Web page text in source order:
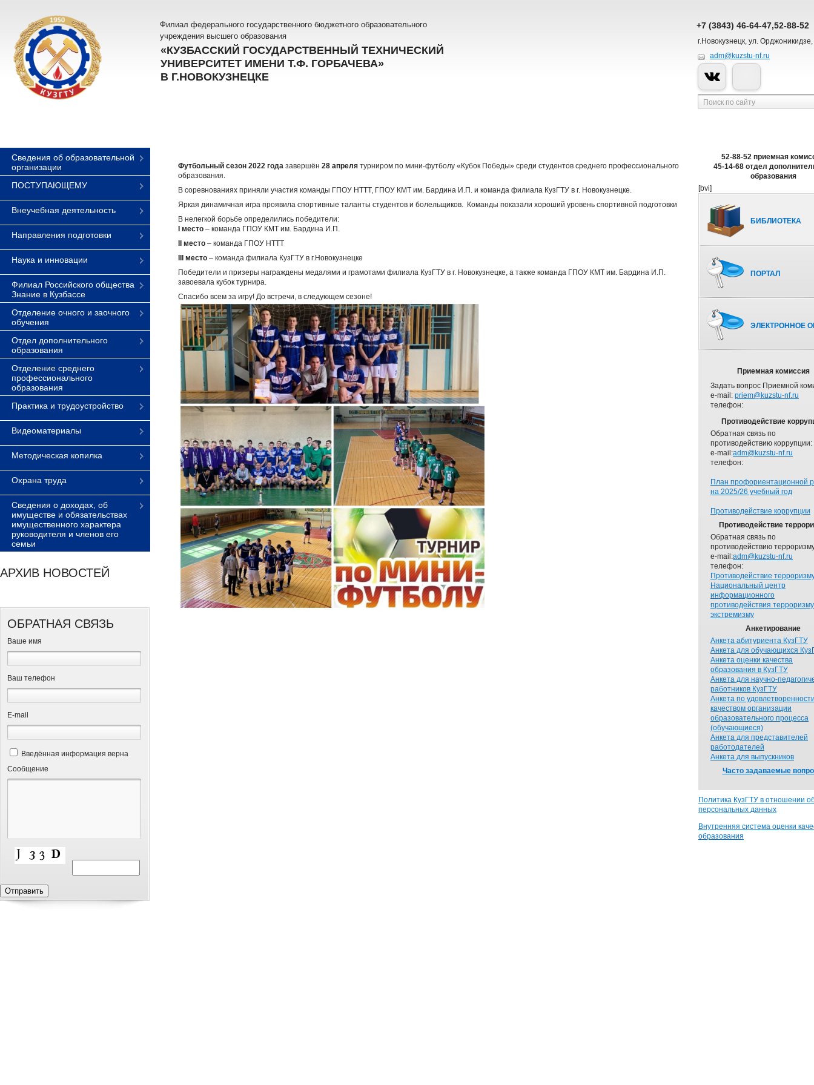
Филиал федерального государственного бюджетного образовательного
учреждения высшего образования
«КУЗБАССКИЙ ГОСУДАРСТВЕННЫЙ ТЕХНИЧЕСКИЙ
УНИВЕРСИТЕТ ИМЕНИ Т.Ф. ГОРБАЧЕВА»
В Г.НОВОКУЗНЕЦКЕ
+7 (3843) 46-64-47,52-88-52
г.Новокузнецк, ул.
adm@kuzstu-nf.ru
Сведения об образовательной
организации
ПОСТУПАЮЩЕМУ
Внеучебная деятельность
Направления подготовки
Наука и инновации
Филиал Российского общества
Знание в Кузбассе
Отделение очного и заочного
обучения
Отдел дополнительного
образования
Отделение среднего
профессионального
образования
Практика и трудоустройство
Видеоматериалы
Методическая копилка
Охрана труда
Сведения о доходах, об
имуществе и обязательствах
имущественного характера
руководителя и членов его
семьи
АРХИВ НОВОСТЕЙ
ОБРАТНАЯ СВЯЗЬ
Ваше имя
Ваш телефон
Е-mail
Введённая информация верна
Сообщение
Футбольный сезон 2022 года завершён28 апреля турниром по мини-футболу «Кубок Победы» среди студентов среднего профессионального
образования.
В соревнованиях приняли участия команды ГПОУ НТТТ, ГПОУ КМТ им. Бардина И.П. и команда филиала КузГТУ в г. Новокузнецке.
Яркая динамичная игра проявила спортивные таланты студентов и болельщиков. Команды показали хороший уровень спортивной подготовки
В нелегкой борьбе определились победители:
I место – команда ГПОУ КМТ им. Бардина И.П.
II место – команда ГПОУ НТТТ
III место – команда филиала КузГТУ в г.Новокузнецке
Победители и призеры награждены медалями и грамотами филиала КузГТУ в г. Новокузнецке, а также команда ГПОУ КМТ им. Бардина И.П.
завоевала кубок турнира.
Спасибо всем за игру! До встречи, в следующем сезоне!
52-88-52 приемная
45-14-68 отдел
образования
[bvi]
БИБЛИОТЕКА
ПОРТАЛ
ЭЛЕКТРОННОЕ
Приемная комиссия
Задать вопрос Приемной
e-mail: priem@kuzstu-nf.ru
телефон:
Противодействие
Обратная связь по
противодействию коррупции:
e-mail:adm@kuzstu-nf.ru
телефон:
План профориентационной
на 2025/26 учебный год
Противодействие коррупции
Противодействие
Обратная связь по
противодействию
e-mail:adm@kuzstu-nf.ru
телефон:
Противодействие
Национальный центр
информационного
противодействия
экстремизму
Анкетирование
Анкета абитуриента КузГТУ
Анкета для обучающихся
Анкета оценки качества
образования в КузГТУ
Анкета для научно-
работников КузГТУ
Анкета по
качеством организации
образовательного процесса
(обучающиеся)
Анкета для представителей
работодателей
Анкета для выпускников
Часто задаваемые
Политика КузГТУ в отношении
персональных данных
Внутренняя система оценки
образования